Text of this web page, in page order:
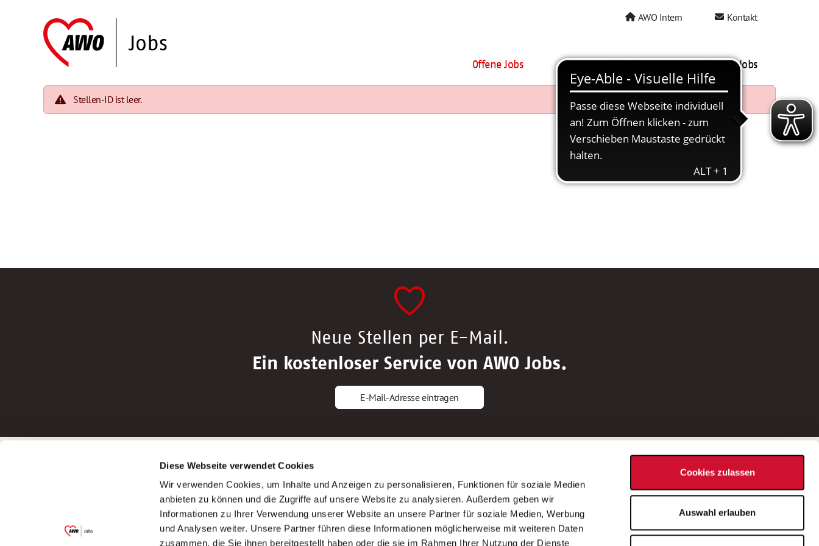
Diese Webseite verwendet Cookies
Wir verwenden Cookies, um Inhalte und Anzeigen zu personalisieren, Funktionen für soziale Medien
anbieten zu können und die Zugriffe auf unsere Website zu analysieren. Außerdem geben wir
Informationen zu Ihrer Verwendung unserer Website an unsere Partner für soziale Medien, Werbung
und Analysen weiter. Unsere Partner führen diese Informationen möglicherweise mit weiteren Daten
zusammen, die Sie ihnen bereitgestellt haben oder die sie im Rahmen Ihrer Nutzung der Dienste
Cookies zulassen
Auswahl erlauben
AWO Intern Kontakt
Offene Jobs AWO als Arbeitgeber Mein AWO Jobs
Stellen-ID ist leer.
Neue Stellen per E-Mail.
Ein kostenloser Service von AWO Jobs.
E-Mail-Adresse eintragen
Garitz Bewirtschaftungsbetriebe GmbH
(Ein Tochterunternehmen des AWO
Bezirksverbandes Unterfranken e.V.)
Bewerbungstipps
Bewerbung als Altenpfleger*in
Bewerbung als Krankenpfleger*in
Bewerbung als Altenpflegehelfer*in
Bewerbung als Erzieher*in
AWO Gliederungen nach Bundesland
Stellenangebote nach Bundesländern
Sitemap
Impressum
Datenschutz
Bei Fragen zu einer Stellenausschreibung
wenden Sie sich bitte an die*den in der
Stellenausschreibung genannte*n